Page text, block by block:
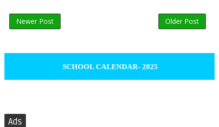
Newer Post Older Post
SCHOOL CALENDAR- 2025
Ads